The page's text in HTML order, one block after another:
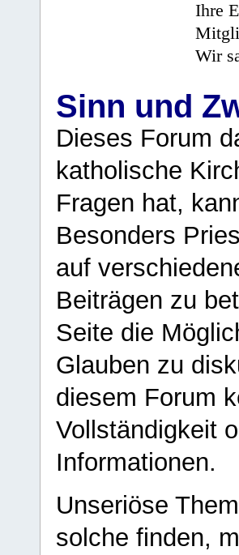
Ihre
Wir
Sinn und
Dieses Forum
katholische
Fragen hat,
Besonders
auf
Beiträgen zu
Seite die
Glauben zu
diesem Forum
Vollständigkeit
Informationen.
Unseriöse
solche finden,